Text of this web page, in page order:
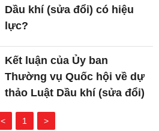
Dầu khí (sửa đổi) có hiệu
lực?
Kết luận của Ủy ban
Thường vụ Quốc hội về dự
thảo Luật Dầu khí (sửa đổi)
< 1 >